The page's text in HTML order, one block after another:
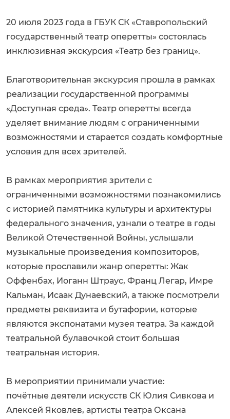
20 июля 2023 года в ГБУК СК «Ставропольский
государственный театр оперетты» состоялась
инклюзивная экскурсия «Театр без границ».
Благотворительная экскурсия прошла в рамках
реализации государственной программы
«Доступная среда». Театр оперетты всегда
уделяет внимание людям с ограниченными
возможностями и старается создать комфортные
условия для всех зрителей.
В рамках мероприятия зрители с
ограниченными возможностями познакомились
с историей памятника культуры и архитектуры
федерального значения, узнали о театре в годы
Великой Отечественной Войны, услышали
музыкальные произведения композиторов,
которые прославили жанр оперетты: Жак
Оффенбах, Иоганн Штраус, Франц Легар, Имре
Кальман, Исаак Дунаевский, а также посмотрели
предметы реквизита и бутафории, которые
являются экспонатами музея театра. За каждой
театральной булавочкой стоит большая
театральная история.
В мероприятии принимали участие:
почётные деятели искусств СК Юлия Сивкова и
Алексей Яковлев, артисты театра Оксана